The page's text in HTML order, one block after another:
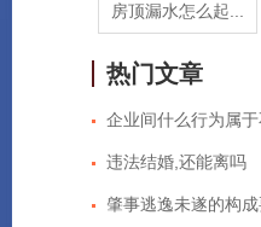
房顶漏水怎么起...
热门文章
企业间什么行为属
违法结婚,还能离吗
肇事逃逸未遂的构